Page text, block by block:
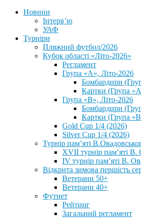
Новини
Інтерв’ю
УАФ
Турніри
Пляжний футбол/2026
Кубок області «Літо-2026»
Регламент
Група «А», Літо-2026
Бомбардири
Картки (Група
Група «В», Літо-2026
Бомбардири
Картки (Група
Gold Cup 1/4 (2026)
Silver Cup 1/4 (2026)
Турнір пам’яті
XVII турнір пам’яті В.
IV турнір пам’яті В.
Відкрита зимова першість
Ветерани 50+
Ветерани 40+
Футнет
Рейтинг
Загальний регламент